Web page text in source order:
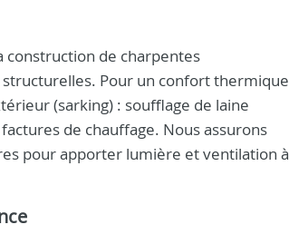
construction de charpentes
Pour un confort thermique
(sarking) : soufflage de laine
de chauffage. Nous assurons
pour apporter lumière et ventilation à